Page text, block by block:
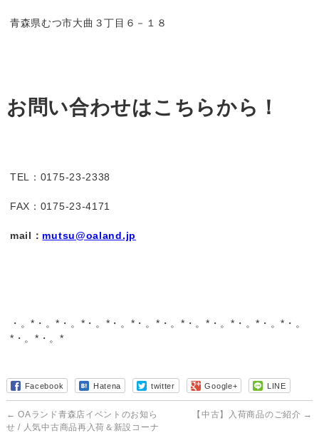
青森県むつ市大曲３丁目６－１８
お問い合わせはこちらから！
TEL：0175-23-2338
FAX：0175-23-4171
mail： mutsu@oaland.jp
・。*・。*・。*・。*・。*・。*・。*・。*・。*・。*・。*・。
*・。*・。*
Facebook Hatena twitter Google+ LINE
← OAランド青森店イベントのお知ら
せ / 人気中古商品再入荷＆新設コーナ
【中古】入荷商品のご紹介 →